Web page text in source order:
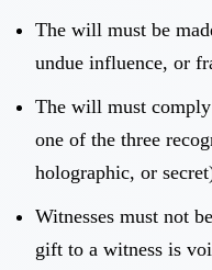
The will must be
undue influence, or
The will must
one of the three
holographic, or
Witnesses must not
gift to a witness is